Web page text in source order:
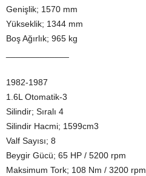
Genişlik; 1570 mm
Yükseklik; 1344 mm
Boş Ağırlık; 965 kg
1982-1987
1.6L Otomatik-3
Silindir; Sıralı 4
Silindir Hacmi; 1599cm3
Valf Sayısı; 8
Beygir Gücü; 65 HP / 5200 rpm
Maksimum Tork; 108 Nm / 3200 rpm